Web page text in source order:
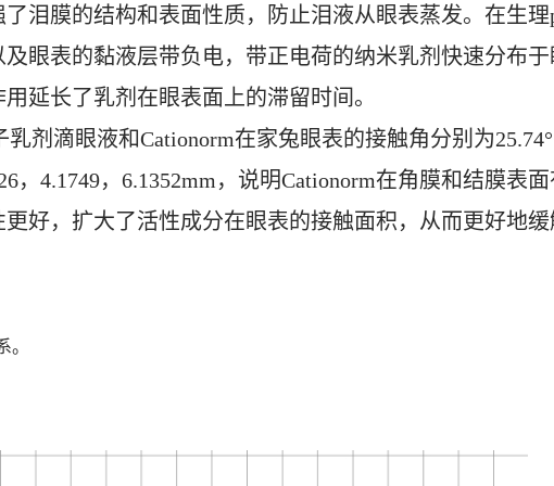
泪膜的结构和表面性质，防止泪液从眼表蒸发。在生理
眼表的黏液层带负电，带正电荷的纳米乳剂快速分布于
延长了乳剂在眼表面上的滞留时间。
剂滴眼液和Cationorm在家兔眼表的接触角分别为25.74°
，4.1749，6.1352mm，说明Cationorm在角膜和结膜表
好，扩大了活性成分在眼表的接触面积，从而更好地缓
。